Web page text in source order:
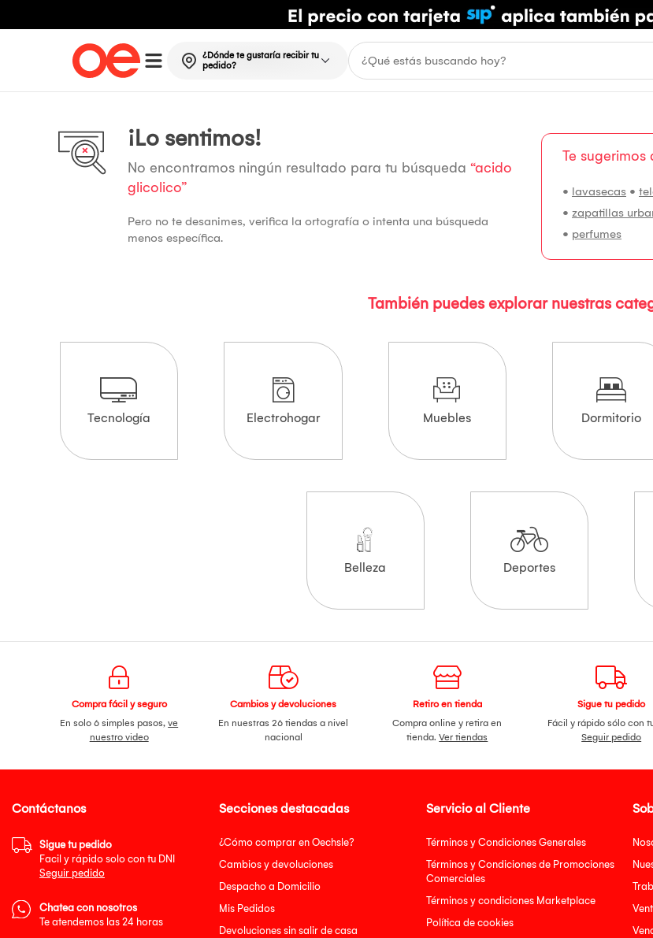
¿Dónde te gustaría recibir tu
pedido?
¡Lo sentimos!
No encontramos ningún resultado para tu búsqueda “acido
glicolico”
Pero no te desanimes, verifica la ortografía o intenta una búsqueda
menos específica.
Te
• lavasecas •
• zapatillas
• perfumes
También puedes explorar nuestras
Tecnología Electrohogar Muebles Dormitorio
Belleza Deportes
Compra fácil y seguro
En solo 6 simples pasos,ve
nuestro video
Cambios y devoluciones
En nuestras 26 tiendas a nivel
nacional
Retiro en tienda
Compra online y retira en
tienda.Ver tiendas
Sigue tu pedido
Fácil y rápido sólo con
Seguir pedido
Secciones destacadas
¿Cómo comprar en Oechsle?
Cambios y devoluciones
Despacho a Domicilio
Mis Pedidos
Devoluciones sin salir de casa
Servicio al Cliente
Términos y Condiciones Generales
Términos y Condiciones de Promociones
Comerciales
Términos y condiciones Marketplace
Política de cookies
Contáctanos
Sigue tu pedido
Facil y rápido solo con tu DNI
Seguir pedido
Chatea con nosotros
Te atendemos las 24 horas